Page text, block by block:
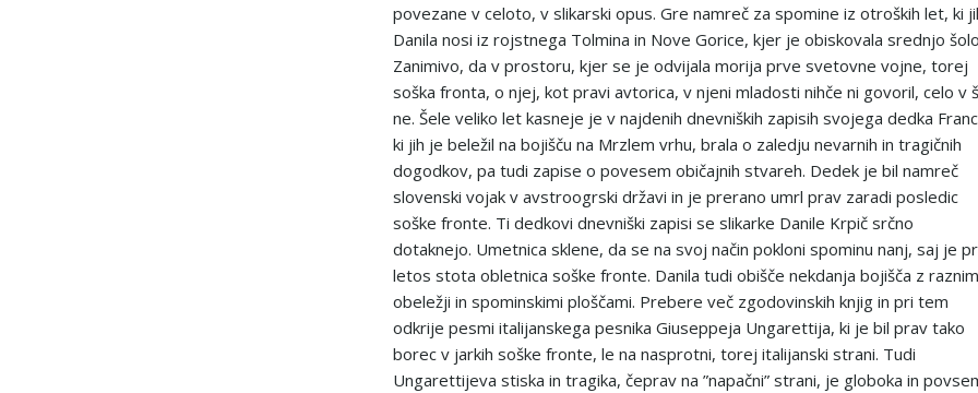
povezane v celoto, v slikarski opus. Gre namreč za spomine iz otroških let, ki
Danila nosi iz rojstnega Tolmina in Nove Gorice, kjer je obiskovala srednjo
Zanimivo, da v prostoru, kjer se je odvijala morija prve svetovne vojne, torej
soška fronta, o njej, kot pravi avtorica, v njeni mladosti nihče ni govoril, celo v
ne. Šele veliko let kasneje je v najdenih dnevniških zapisih svojega dedka
ki jih je beležil na bojišču na Mrzlem vrhu, brala o zaledju nevarnih in tragičnih
dogodkov, pa tudi zapise o povesem običajnih stvareh. Dedek je bil namreč
slovenski vojak v avstroogrski državi in je prerano umrl prav zaradi posledic
soške fronte. Ti dedkovi dnevniški zapisi se slikarke Danile Krpič srčno
dotaknejo. Umetnica sklene, da se na svoj način pokloni spominu nanj, saj je
letos stota obletnica soške fronte. Danila tudi obišče nekdanja bojišča z
obeležji in spominskimi ploščami. Prebere več zgodovinskih knjig in pri tem
odkrije pesmi italijanskega pesnika Giuseppeja Ungarettija, ki je bil prav tako
borec v jarkih soške fronte, le na nasprotni, torej italijanski strani. Tudi
Ungarettijeva stiska in tragika, čeprav na ”napačni” strani, je globoka in